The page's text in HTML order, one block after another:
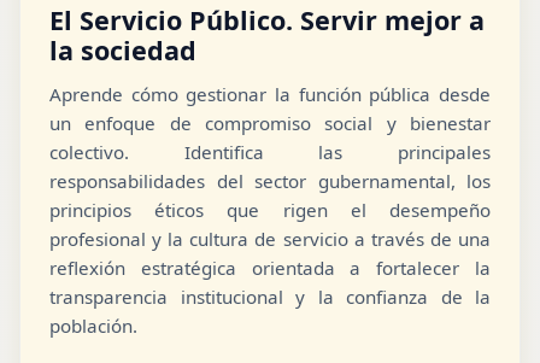
El Servicio Público. Servir mejor a
la sociedad
Aprende cómo gestionar la función pública desde
un enfoque de compromiso social y bienestar
colectivo. Identifica las principales
responsabilidades del sector gubernamental, los
principios éticos que rigen el desempeño
profesional y la cultura de servicio a través de una
reflexión estratégica orientada a fortalecer la
transparencia institucional y la confianza de la
población.